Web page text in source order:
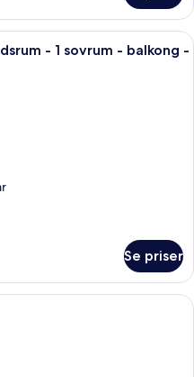
Ett hotellrum med en balkong, en
- 1 sovrum - balkong -
Se priser
Ett hotellrum med en stor säng, ett